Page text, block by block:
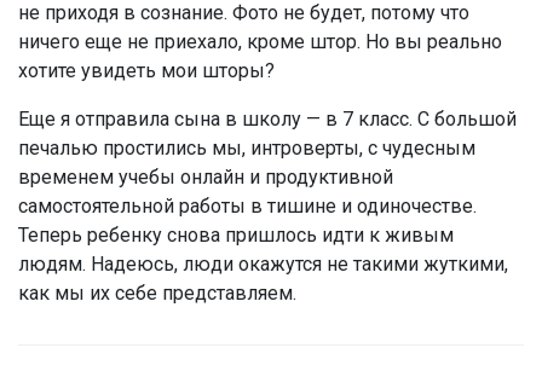
не приходя в сознание. Фото не будет, потому что
ничего еще не приехало, кроме штор. Но вы реально
хотите увидеть мои шторы?
Еще я отправила сына в школу — в 7 класс. С большой
печалью простились мы, интроверты, с чудесным
временем учебы онлайн и продуктивной
самостоятельной работы в тишине и одиночестве.
Теперь ребенку снова пришлось идти к живым
людям. Надеюсь, люди окажутся не такими жуткими,
как мы их себе представляем.